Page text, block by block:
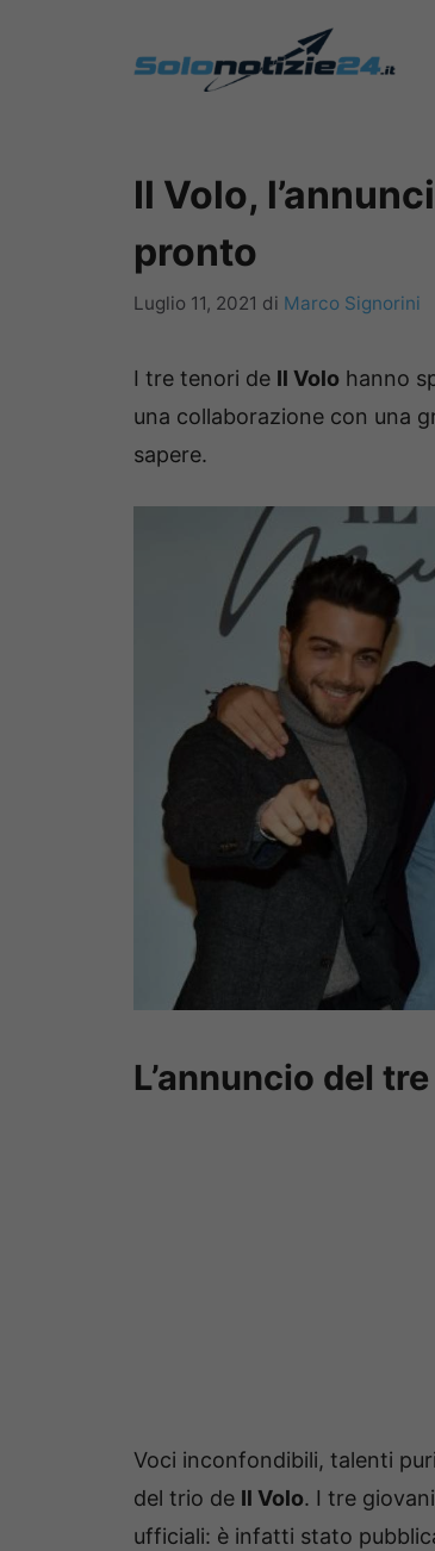
Il Volo,
pronto
Luglio 11, 2021 di Marco Signorini
I tre tenori de Il Volo hanno
una collaborazione con una
sapere.
L’annuncio del
Voci inconfondibili, talenti
del trio de Il Volo. I tre
ufficiali: è infatti stato